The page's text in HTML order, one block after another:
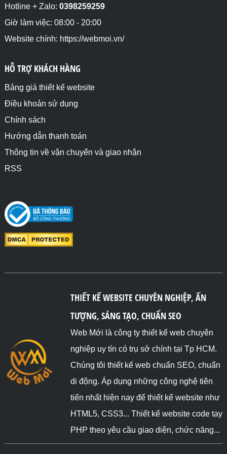
một giá trị cụ thể.</p>
</div>
<h4>max-height:100vh</h4>
chiều cao lớn nhất của phần tử HTML như: div, p,
cao của phần tử HTML lớn nhỏ tùy ý và giới hạn nó ở
một giá trị cụ thể.</p>
</div>
</div>
</body>
</html>
Hotline + Zalo: 0398259259
Giờ làm việc: 08:00 - 20:00
Website chính: https://webmoi.vn/
HỖ TRỢ KHÁCH HÀNG
Bảng giá thiết kế website
Điều khoản sử dụng
Chính sách
Hướng dẫn thanh toán
Thông tin về vận chuyển và giao nhận
RSS
THIẾT KẾ WEBSITE CHUYÊN NGHIỆP, ẤN
TƯỢNG, SÁNG TẠO, CHUẨN SEO
Web Mới là công ty thiết kế web chuyên
nghiệp uy tín có trụ sở chính tại Tp HCM.
Chúng tôi thiết kế web chuẩn SEO, chuẩn
di động. Áp dụng những công nghệ tiên
tiến nhất hiện nay để thiết kế website như
HTML5, CSS3... Thiết kế website code tay
PHP theo yêu cầu giao diện, chức năng...